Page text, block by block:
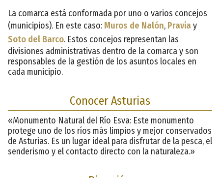
La comarca está conformada por uno o varios concejos
(municipios). En este caso: Muros de Nalón, Pravia y
Soto del Barco. Estos concejos representan las
divisiones administrativas dentro de la comarca y son
responsables de la gestión de los asuntos locales en
cada municipio.
Conocer Asturias
«Monumento Natural del Río Esva: Este monumento
protege uno de los ríos más limpios y mejor conservados
de Asturias. Es un lugar ideal para disfrutar de la pesca, el
senderismo y el contacto directo con la naturaleza.»